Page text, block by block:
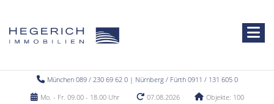
München 089 / 230 69 62 0 | Nürnberg / Fürth 0911 / 131 605 0
Mo. - Fr. 09.00 - 18.00 Uhr
07.08.2026 Objekte: 100